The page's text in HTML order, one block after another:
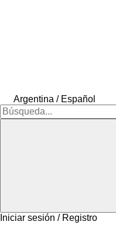
Argentina / Español
Iniciar sesión / Registro